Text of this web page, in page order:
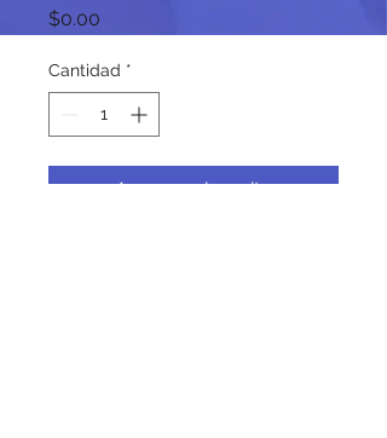
$0.00
Cantidad *
Agregar al carrito